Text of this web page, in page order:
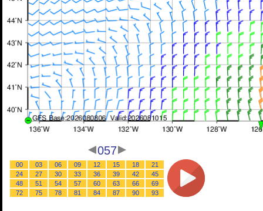
057
00 03 06 09 12 15 18
21
24
27 30 33 36 39 42
45
48
51 54 57 60 63 66
69
72
75 78 81 84 87 90 93